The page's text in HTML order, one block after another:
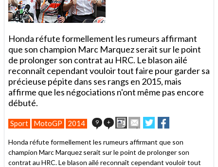
Honda réfute formellement les rumeurs affirmant
que son champion Marc Marquez serait sur le point
de prolonger son contrat au HRC. Le blason ailé
reconnaît cependant vouloir tout faire pour garder sa
précieuse pépite dans ses rangs en 2015, mais
affirme que les négociations n'ont même pas encore
débuté.
Sport MotoGP 2014 9 + ImprimerEnvoyer
cet
à
un
ami
Partager
sur
sur
Honda réfute formellement les rumeurs affirmant que son
champion Marc Marquez serait sur le point de prolonger son
contrat au HRC. Le blason ailé reconnaît cependant vouloir tout